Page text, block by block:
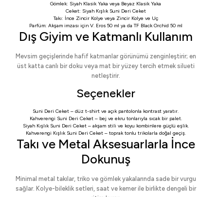
Gömlek: Siyah Klasik Yaka veya Beyaz Klasik Yaka
Ceket: Siyah Kışlık Suni Deri Ceket
Takı: İnce Zincir Kolye veya Zincir Kolye ve Uç
Parfüm: Akşam imzası için V. Eros 50 ml ya daTF Black Orchid 50 ml
Dış Giyim ve Katmanlı Kullanım
Mevsim geçişlerinde hafif katmanlar görünümü zenginleştirir; en
üst katta canlı bir doku veya mat bir yüzey tercih etmek silueti
netleştirir.
Seçenekler
Suni Deri Ceket – düz t-shirt ve açık pantolonla kontrast yaratır.
Kahverengi Suni Deri Ceket– bej ve ekru tonlarıyla sıcak bir palet.
Siyah Kışlık Suni Deri Ceket– akşam stili ve koyu kombinlere güçlü eşlik.
Kahverengi Kışlık Suni Deri Ceket– toprak tonlu trikolarla doğal geçiş.
Takı ve Metal Aksesuarlarla İnce
Dokunuş
Minimal metal takılar, triko ve gömlek yakalarında sade bir vurgu
sağlar. Kolye-bileklik setleri, saat ve kemer ile birlikte dengeli bir